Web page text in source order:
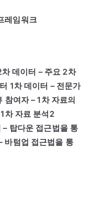
레임워크
데이터 – 주요 2차
1차 데이터 – 전문가
참여자 – 1차 자료의
차 자료 분석2
탑다운 접근법을 통
바텀업 접근법을 통